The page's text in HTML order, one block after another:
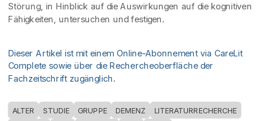
Störung, in Hinblick auf die Auswirkungen auf die kognitiven
Fähigkeiten, untersuchen und festigen.
Dieser Artikel ist mit einem Online-Abonnement via CareLit
Complete sowie über die Rechercheoberfläche der
Fachzeitschrift zugänglich.
ALTER STUDIE GRUPPE DEMENZ
LITERATURRECHERCHE